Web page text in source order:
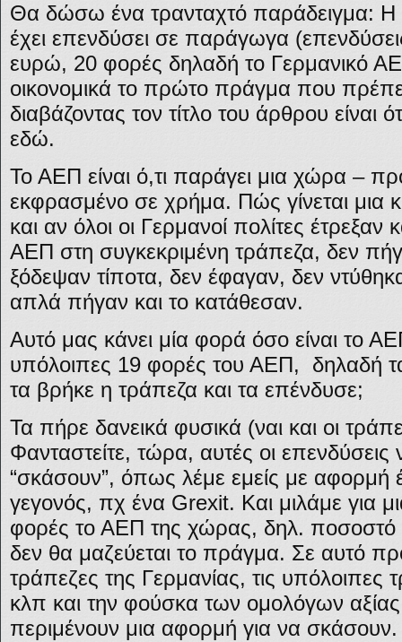
Θα δώσω ένα τρανταχτό παράδειγμα:
έχει επενδύσει σε παράγωγα
ευρώ, 20 φορές δηλαδή το Γερμανικό
οικονομικά το πρώτο πράγμα που
διαβάζοντας τον τίτλο του άρθρου είναι
εδώ.
Το ΑΕΠ είναι ό,τι παράγει μια χώρα –
εκφρασμένο σε χρήμα. Πώς γίνεται μια
και αν όλοι οι Γερμανοί πολίτες έτρεξαν
ΑΕΠ στη συγκεκριμένη τράπεζα, δεν
ξόδεψαν τίποτα, δεν έφαγαν, δεν
απλά πήγαν και το κατάθεσαν.
Αυτό μας κάνει μία φορά όσο είναι το
υπόλοιπες 19 φορές του ΑΕΠ, δηλαδή
τα βρήκε η τράπεζα και τα επένδυσε;
Τα πήρε δανεικά φυσικά (ναι και οι
Φανταστείτε, τώρα, αυτές οι
“σκάσουν”, όπως λέμε εμείς με αφορμή
γεγονός, πχ ένα Grexit. Και μιλάμε για
φορές το ΑΕΠ της χώρας, δηλ.
δεν θα μαζεύεται το πράγμα. Σε αυτό
τράπεζες της Γερμανίας, τις
κλπ και την φούσκα των ομολόγων
περιμένουν μια αφορμή για να σκάσουν.